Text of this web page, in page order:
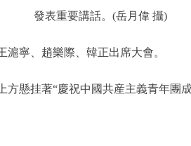
發表重要講話。(岳月偉 攝)
寧、趙樂際、韓正出席大會。
挂著“慶祝中國共産主義青年團